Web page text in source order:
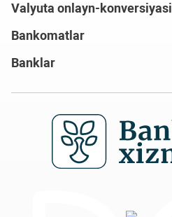
Valyuta onlayn-konversiyasi
Bankomatlar
Banklar